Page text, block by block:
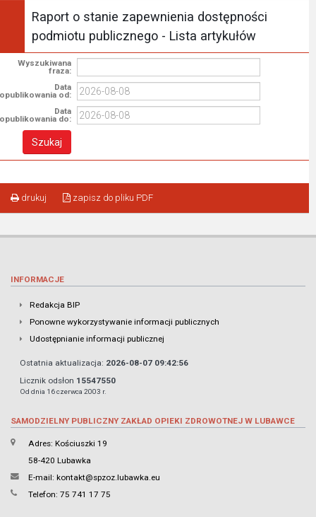
Raport o stanie zapewnienia dostępności
podmiotu publicznego - Lista artykułów
Wyszukiwana
fraza:
Data
opublikowania od:
Data
opublikowania do:
drukuj zapisz do pliku PDF
INFORMACJE
Redakcja BIP
Ponowne wykorzystywanie informacji publicznych
Udostępnianie informacji publicznej
Ostatnia aktualizacja: 2026-08-07 09:42:56
Licznik odsłon 15547550
Od dnia 16 czerwca 2003 r.
SAMODZIELNY PUBLICZNY ZAKŁAD OPIEKI ZDROWOTNEJ W LUBAWCE
Adres: Kościuszki 19
58-420 Lubawka
E-mail: kontakt@spzoz.lubawka.eu
Telefon: 75 741 17 75